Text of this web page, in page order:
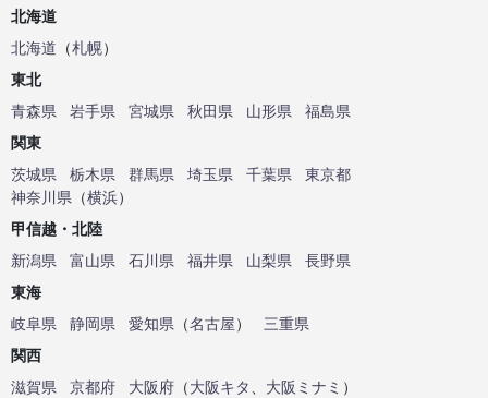
北海道
北海道 （札幌）
東北
青森県
岩手県 宮城県 秋田県 山形県
福島県
関東
茨城県
栃木県 群馬県 埼玉県 千葉県
東京都
神奈川県 （横浜）
甲信越・北陸
新潟県
富山県 石川県 福井県 山梨県
長野県
東海
岐阜県
静岡県 愛知県 （名古屋）
三重県
関西
滋賀県
京都府 大阪府 （大阪キタ 大阪ミナミ ）